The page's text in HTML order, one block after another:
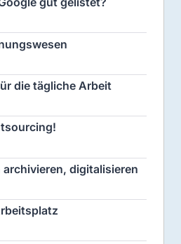
die tägliche Arbeit
archivieren, digitalisieren